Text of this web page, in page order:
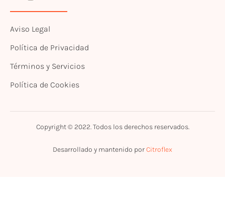
Aviso Legal
Política de Privacidad
Términos y Servicios
Política de Cookies
Copyright © 2022. Todos los derechos reservados.
Desarrollado y mantenido porCitroflex